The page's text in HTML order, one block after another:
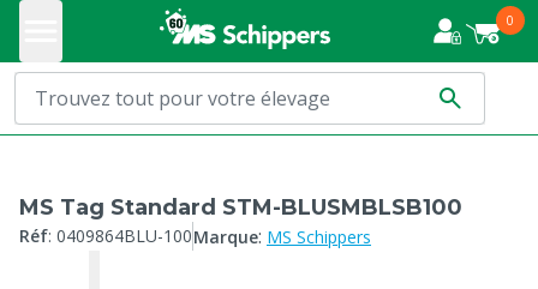
0
MS Tag Standard STM-BLUSMBLSB100
Réf: 0409864BLU-100Marque: MS Schippers